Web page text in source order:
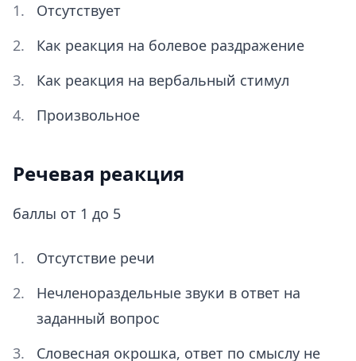
Отсутствует
Как реакция на болевое раздражение
Как реакция на вербальный стимул
Произвольное
Речевая реакция
баллы от 1 до 5
Отсутствие речи
Нечленораздельные звуки в ответ на
заданный вопрос
Словесная окрошка, ответ по смыслу не